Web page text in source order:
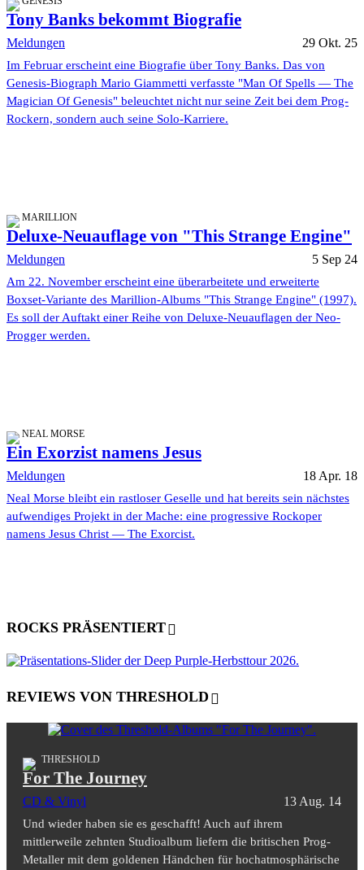
Tony Banks bekommt Biografie
Meldungen 29 Okt. 25
Im Februar erscheint eine Biografie über Tony Banks. Das von
Genesis-Biograph Mario Giammetti verfasste "Man Of Spells — The
Magician Of Genesis" beleuchtet nicht nur seine Zeit bei dem Prog-
Rockern, sondern auch seine Solo-Karriere.
MARILLION
Deluxe-Neuauflage von "This Strange Engine"
Meldungen 5 Sep 24
Am 22. November erscheint eine überarbeitete und erweiterte
Boxset-Variante des Marillion-Albums "This Strange Engine" (1997).
Es soll der Auftakt einer Reihe von Deluxe-Neuauflagen der Neo-
Progger werden.
NEAL MORSE
Ein Exorzist namens Jesus
Meldungen 18 Apr. 18
Neal Morse bleibt ein rastloser Geselle und hat bereits sein nächstes
aufwendiges Projekt in der Mache: eine progressive Rockoper
namens Jesus Christ — The Exorcist.
ROCKS PRÄSENTIERT
REVIEWS VON THRESHOLD
THRESHOLD
For The Journey
CD & Vinyl 13 Aug. 14
Und wieder haben sie es geschafft! Auch auf ihrem
mittlerweile zehnten Studioalbum liefern die britischen Prog-
Metaller mit dem goldenen Händchen für hochatmosphärische